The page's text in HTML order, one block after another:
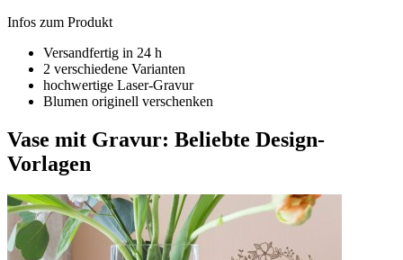
Infos zum Produkt
Versandfertig in 24 h
2 verschiedene Varianten
hochwertige Laser-Gravur
Blumen originell verschenken
Vase mit Gravur: Beliebte Design-
Vorlagen